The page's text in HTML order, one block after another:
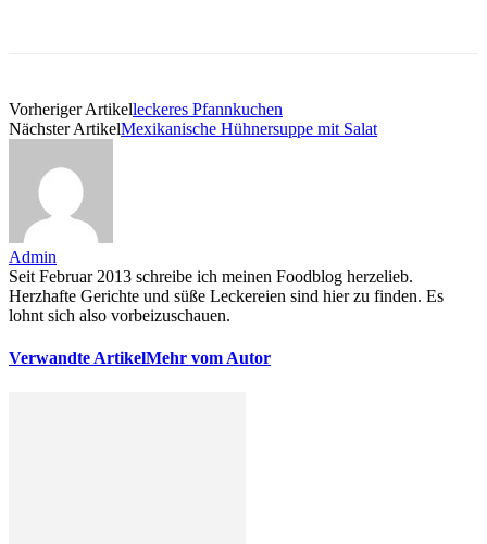
Vorheriger Artikelleckeres Pfannkuchen
Nächster ArtikelMexikanische Hühnersuppe mit Salat
Admin
Seit Februar 2013 schreibe ich meinen Foodblog herzelieb.
Herzhafte Gerichte und süße Leckereien sind hier zu finden. Es
lohnt sich also vorbeizuschauen.
Verwandte ArtikelMehr vom Autor